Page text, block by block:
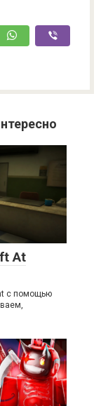
At
с помощью